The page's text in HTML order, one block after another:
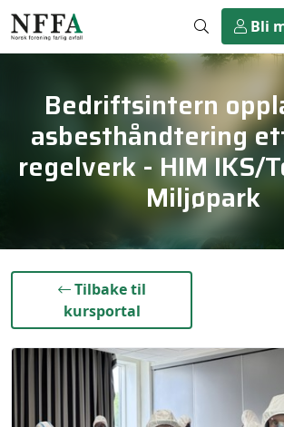
Bli
Bedriftsintern
asbesthåndtering
regelverk - HIM IKS/
Miljøpark
Tilbake til
kursportal